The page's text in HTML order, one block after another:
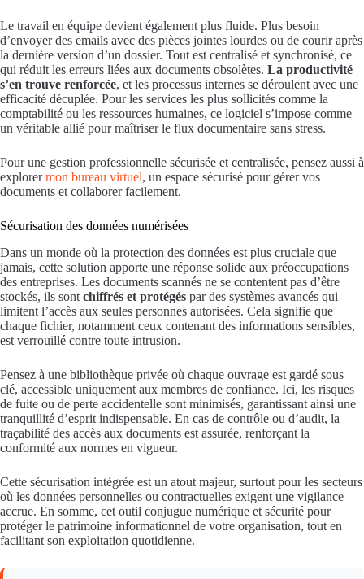
Le travail en équipe devient également plus fluide. Plus besoin
d’envoyer des emails avec des pièces jointes lourdes ou de courir après
la dernière version d’un dossier. Tout est centralisé et synchronisé, ce
qui réduit les erreurs liées aux documents obsolètes. La productivité
s’en trouve renforcée, et les processus internes se déroulent avec une
efficacité décuplée. Pour les services les plus sollicités comme la
comptabilité ou les ressources humaines, ce logiciel s’impose comme
un véritable allié pour maîtriser le flux documentaire sans stress.
Pour une gestion professionnelle sécurisée et centralisée, pensez aussi à
explorermon bureau virtuel, un espace sécurisé pour gérer vos
documents et collaborer facilement.
Sécurisation des données numérisées
Dans un monde où la protection des données est plus cruciale que
jamais, cette solution apporte une réponse solide aux préoccupations
des entreprises. Les documents scannés ne se contentent pas d’être
stockés, ils sont chiffrés et protégés par des systèmes avancés qui
limitent l’accès aux seules personnes autorisées. Cela signifie que
chaque fichier, notamment ceux contenant des informations sensibles,
est verrouillé contre toute intrusion.
Pensez à une bibliothèque privée où chaque ouvrage est gardé sous
clé, accessible uniquement aux membres de confiance. Ici, les risques
de fuite ou de perte accidentelle sont minimisés, garantissant ainsi une
tranquillité d’esprit indispensable. En cas de contrôle ou d’audit, la
traçabilité des accès aux documents est assurée, renforçant la
conformité aux normes en vigueur.
Cette sécurisation intégrée est un atout majeur, surtout pour les secteurs
où les données personnelles ou contractuelles exigent une vigilance
accrue. En somme, cet outil conjugue numérique et sécurité pour
protéger le patrimoine informationnel de votre organisation, tout en
facilitant son exploitation quotidienne.